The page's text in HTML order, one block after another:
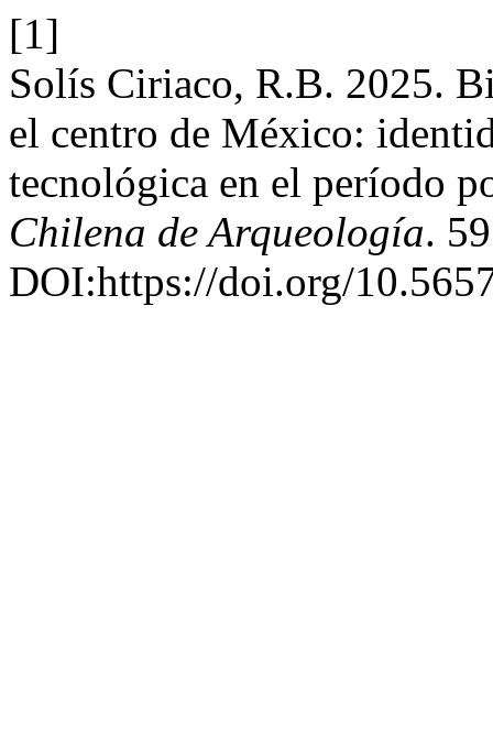
[1]
Solís Ciriaco, R.B. 2025.
el centro de México:
tecnológica en el período
Chilena de Arqueología.
DOI:https://doi.org/